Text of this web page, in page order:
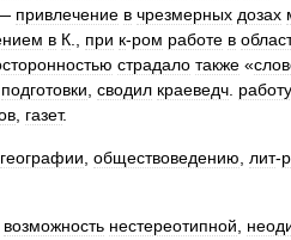
привлечение в чрезмерных дозах
в К при к-ром работе в
страдало также «
подготовки сводил краеведч работу
газет.
географии обществоведению лит-
возможность нестереотипной